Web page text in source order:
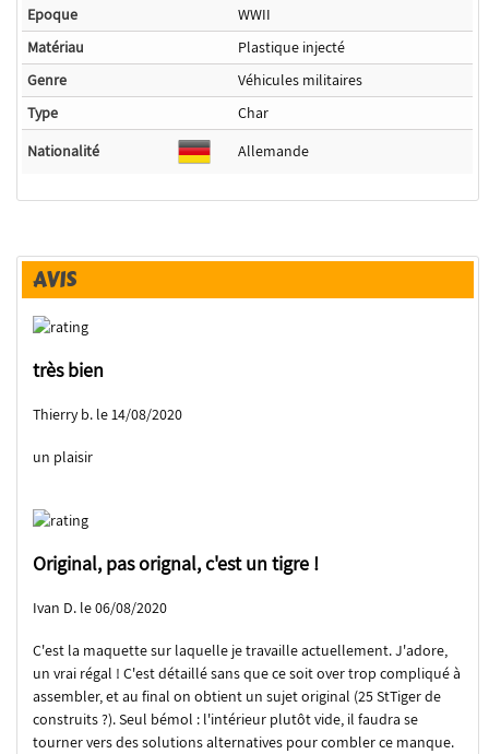
Epoque
WWII
Matériau
Plastique injecté
Genre
Véhicules militaires
Type
Char
Nationalité
Allemande
AVIS
très bien
Thierry b. le 14/08/2020
un plaisir
Original, pas orignal, c'est un tigre !
Ivan D. le 06/08/2020
C'est la maquette sur laquelle je travaille actuellement. J'adore,
un vrai régal ! C'est détaillé sans que ce soit over trop compliqué à
assembler, et au final on obtient un sujet original (25 StTiger de
construits ?). Seul bémol : l'intérieur plutôt vide, il faudra se
tourner vers des solutions alternatives pour combler ce manque.